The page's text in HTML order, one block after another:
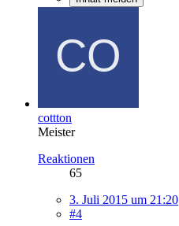
cottton
Meister
Reaktionen
65
3. Juli 2015 um 21:20
#4